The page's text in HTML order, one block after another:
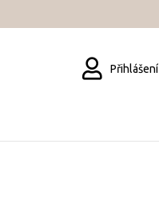
Přihlášení